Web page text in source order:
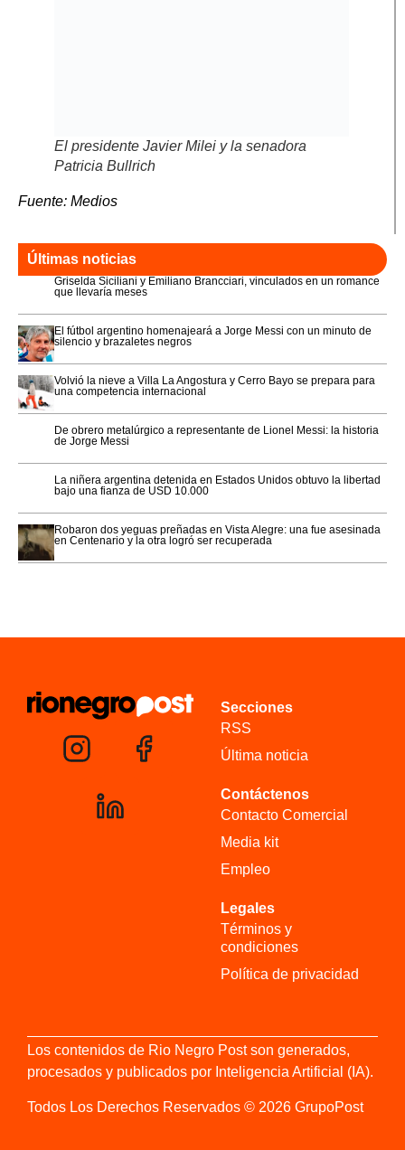
El presidente Javier Milei y la senadora
Patricia Bullrich
Fuente: Medios
Últimas noticias
Griselda Siciliani y Emiliano Brancciari, vinculados en un romance
que llevaría meses
El fútbol argentino homenajeará a Jorge Messi con un minuto de
silencio y brazaletes negros
Volvió la nieve a Villa La Angostura y Cerro Bayo se prepara para
una competencia internacional
De obrero metalúrgico a representante de Lionel Messi: la historia
de Jorge Messi
La niñera argentina detenida en Estados Unidos obtuvo la libertad
bajo una fianza de USD 10.000
Robaron dos yeguas preñadas en Vista Alegre: una fue asesinada
en Centenario y la otra logró ser recuperada
Secciones
RSS
Última noticia
Contáctenos
Contacto Comercial
Media kit
Empleo
Legales
Términos y
condiciones
Política de privacidad
Los contenidos de Rio Negro Post son generados,
procesados y publicados por Inteligencia Artificial (IA).
Todos Los Derechos Reservados © 2026 GrupoPost